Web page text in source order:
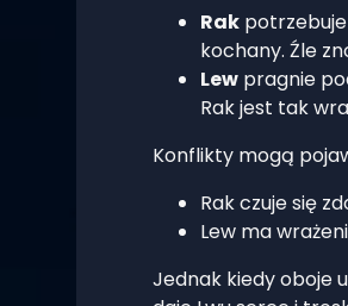
Rak
kochany. Źle
Lew pragnie
Rak jest tak
Konflikty mogą
Rak czuje się
Lew ma
Jednak kiedy oboje